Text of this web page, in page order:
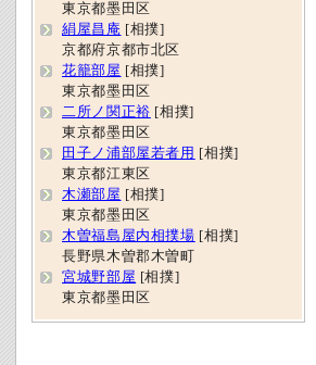
東京都墨田区
絹屋昌庵 [相撲]
京都府京都市北区
花籠部屋 [相撲]
東京都墨田区
二所ノ関正裕 [相撲]
東京都墨田区
田子ノ浦部屋若者用 [相撲]
東京都江東区
木瀬部屋 [相撲]
東京都墨田区
木曽福島屋内相撲場 [相撲]
長野県木曽郡木曽町
宮城野部屋 [相撲]
東京都墨田区